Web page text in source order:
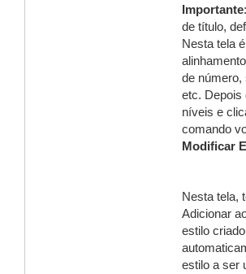
Importante
de título,
Nesta tela
de número,
etc. Depois
níveis e
comando
Modificar
Nesta tela,
Adicionar
estilo
estilo a ser